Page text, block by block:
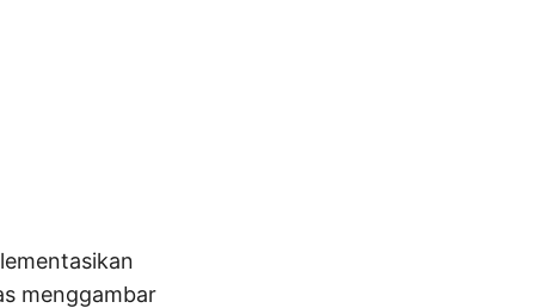
menggambar